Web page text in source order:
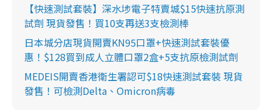
【快速測試套裝】深水埗電子特賣城$15快速抗原測
試劑 現貨發售！買10支再送3支檢測棒
日本城分店現貨開賣KN95口罩+快速測試套裝優
惠！$128買到成人立體口罩2盒+5支抗原檢測試劑
MEDEIS開賣香港衛生署認可$18快速測試套裝 現貨
發售！可檢測Delta、Omicron病毒